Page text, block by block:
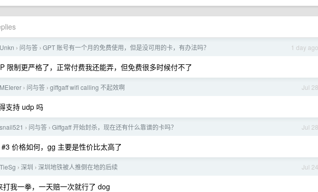
1 day ago
Unkn › 问与答 › GPT 账号有一个月的免费使用，但是没可用的卡，有办法吗？
限制更严格了，正常付费我还能弄，但免费很多时候付不了
Jul 28
MEIerer › 问与答 › giffgaff wifi calling 不起效啊
支持 udp 吗
Jul 28
snail521 › 问与答 › Giffgaff 开始封杀，现在还有什么靠谱的卡吗？
#3 价格如何，gg 主要是性价比太高了
Jul 24
TieSg › 深圳 › 深圳地铁被人推倒在地的后续
我一拳，一天赔一次就行了 dog